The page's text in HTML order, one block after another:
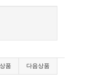
품 다음상품